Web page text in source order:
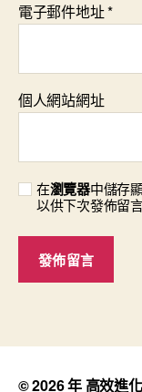
電子郵件地址*
個人網站網址
在瀏覽器中儲存
以供下次發佈留
© 2026 年 高效進